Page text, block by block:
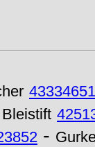
Bleistift
-